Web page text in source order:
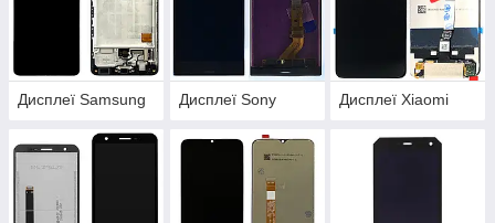
Дисплеї Samsung Дисплеї Sony Дисплеї Xiaomi